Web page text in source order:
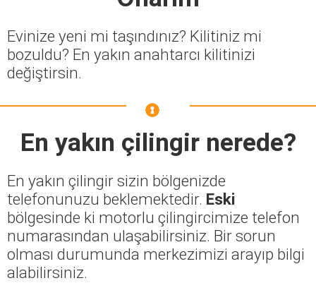
Evinize yeni mi taşındınız? Kilitiniz mi
bozuldu? En yakın anahtarcı kilitinizi
değiştirsin.
En yakın çilingir nerede?
En yakın çilingir sizin bölgenizde
telefonunuzu beklemektedir. Eski
bölgesinde ki motorlu çilingircimize telefon
numarasından ulaşabilirsiniz. Bir sorun
olması durumunda merkezimizi arayıp bilgi
alabilirsiniz.